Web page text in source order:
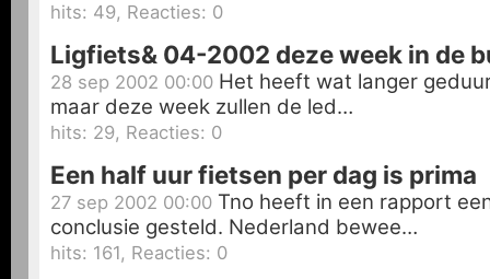
hits: 49, Reacties: 0
Ligfiets& 04-2002 deze week in de
28 sep 2002 00:00 Het heeft wat langer
maar deze week zullen de led…
hits: 29, Reacties: 0
Een half uur fietsen per dag is prima
27 sep 2002 00:00 Tno heeft in een rapport
conclusie gesteld. Nederland bewee…
hits: 161, Reacties: 0